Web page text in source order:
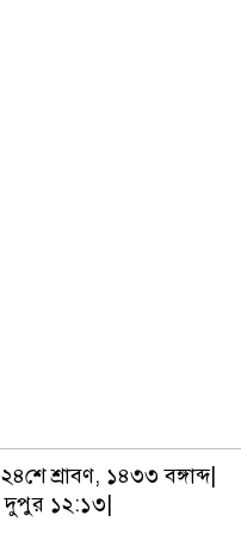
২৪শে শ্রাবণ, ১৪৩৩ বঙ্গাব্দ|
|দুপুর ১২:১৩